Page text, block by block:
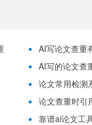
AI写论文查重
AI写的论文查
论文常用检测
论文查重时引
靠谱ai论文工